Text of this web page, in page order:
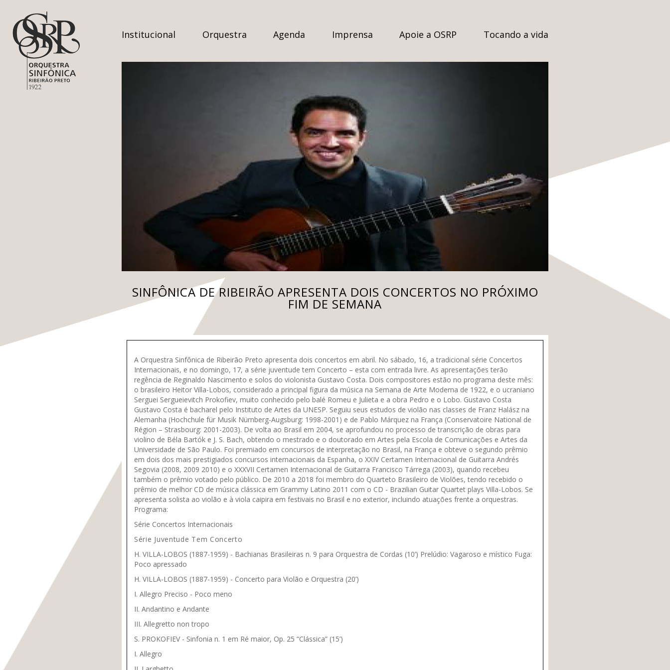
Institucional Orquestra Agenda Imprensa Apoie a OSRP Tocando a vida
SINFÔNICA DE RIBEIRÃO APRESENTA DOIS CONCERTOS NO PRÓXIMO
FIM DE SEMANA
A Orquestra Sinfônica de Ribeirão Preto apresenta dois concertos em abril. No sábado, 16, a tradicional série Concertos
Internacionais, e no domingo, 17, a série juventude tem Concerto – esta com entrada livre. As apresentações terão
regência de Reginaldo Nascimento e solos do violonista Gustavo Costa. Dois compositores estão no programa deste mês:
o brasileiro Heitor Villa-Lobos, considerado a principal figura da música na Semana de Arte Moderna de 1922, e o ucraniano
Serguei Sergueievitch Prokofiev, muito conhecido pelo balé Romeu e Julieta e a obra Pedro e o Lobo. Gustavo Costa
Gustavo Costa é bacharel pelo Instituto de Artes da UNESP. Seguiu seus estudos de violão nas classes de Franz Halász na
Alemanha (Hochchule für Musik Nürnberg-Augsburg: 1998-2001) e de Pablo Márquez na França (Conservatoire National de
Région – Strasbourg: 2001-2003). De volta ao Brasil em 2004, se aprofundou no processo de transcrição de obras para
violino de Béla Bartók e J. S. Bach, obtendo o mestrado e o doutorado em Artes pela Escola de Comunicações e Artes da
Universidade de São Paulo. Foi premiado em concursos de interpretação no Brasil, na França e obteve o segundo prêmio
em dois dos mais prestigiados concursos internacionais da Espanha, o XXIV Certamen Internacional de Guitarra Andrés
Segovia (2008, 2009 2010) e o XXXVII Certamen Internacional de Guitarra Francisco Tárrega (2003), quando recebeu
também o prêmio votado pelo público. De 2010 a 2018 foi membro do Quarteto Brasileiro de Violões, tendo recebido o
prêmio de melhor CD de música clássica em Grammy Latino 2011 com o CD - Brazilian Guitar Quartet plays Villa-Lobos. Se
apresenta solista ao violão e à viola caipira em festivais no Brasil e no exterior, incluindo atuações frente a orquestras.
Programa:
Série Concertos Internacionais
Série Juventude Tem Concerto
H. VILLA-LOBOS (1887-1959) - Bachianas Brasileiras n. 9 para Orquestra de Cordas (10’) Prelúdio: Vagaroso e místico Fuga:
Poco apressado
H. VILLA-LOBOS (1887-1959) - Concerto para Violão e Orquestra (20’)
I. Allegro Preciso - Poco meno
II. Andantino e Andante
III. Allegretto non tropo
S. PROKOFIEV - Sinfonia n. 1 em Ré maior, Op. 25 “Clássica” (15’)
I. Allegro